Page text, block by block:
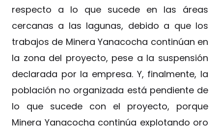
respecto a lo que sucede en las áreas
cercanas a las lagunas, debido a que los
trabajos de Minera Yanacocha continúan en
la zona del proyecto, pese a la suspensión
declarada por la empresa. Y, finalmente, la
población no organizada está pendiente de
lo que sucede con el proyecto, porque
Minera Yanacocha continúa explotando oro